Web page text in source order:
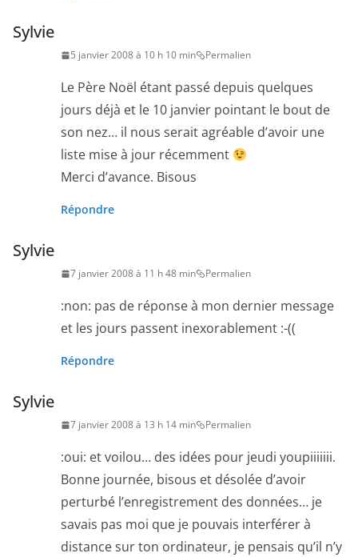
Sylvie
5 janvier 2008 à 10 h 10 min Permalien
Le Père Noël étant passé depuis quelques
jours déjà et le 10 janvier pointant le bout de
son nez… il nous serait agréable d’avoir une
liste mise à jour récemment
Merci d’avance. Bisous
Répondre
Sylvie
7 janvier 2008 à 11 h 48 min Permalien
:non: pas de réponse à mon dernier message
et les jours passent inexorablement :-((
Répondre
Sylvie
7 janvier 2008 à 13 h 14 min Permalien
:oui: et voilou… des idées pour jeudi youpiiiiiii.
Bonne journée, bisous et désolée d’avoir
perturbé l’enregistrement des données… je
savais pas moi que je pouvais interférer à
distance sur ton ordinateur, je pensais qu’il n’y